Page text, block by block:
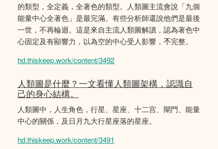
的類型，全定義，全著色的類型。人類圖主流會說「九個
能量中心全著色」是最完滿。有些分析師還說他們是最後
一世，不再輪迴。這是來自主流人類圖解讀，認為著色中
心固定及有顯響力，以為空的中心受人影響，𣎴完整。
hd.thiskeep.work/content/3492
人類圖是什麼？一文看懂人類圖架構，認識自
己的身心結構。
人類圖中，人生角色，行星、星座、十二宫、閘門、能量
中心的關係，及日月九大行星座落的星座。
hd.thiskeep.work/content/3491